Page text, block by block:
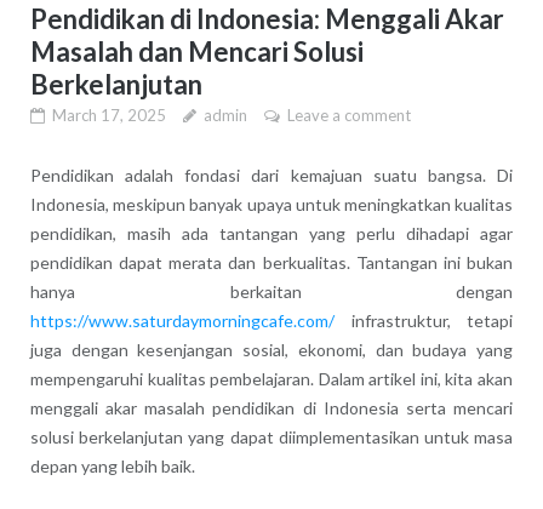
Pendidikan di Indonesia: Menggali Akar
Masalah dan Mencari Solusi
Berkelanjutan
March 17, 2025 admin Leave a comment
Pendidikan adalah fondasi dari kemajuan suatu bangsa. Di
Indonesia, meskipun banyak upaya untuk meningkatkan kualitas
pendidikan, masih ada tantangan yang perlu dihadapi agar
pendidikan dapat merata dan berkualitas. Tantangan ini bukan
hanya berkaitan dengan
https://www.saturdaymorningcafe.com/infrastruktur, tetapi
juga dengan kesenjangan sosial, ekonomi, dan budaya yang
mempengaruhi kualitas pembelajaran. Dalam artikel ini, kita akan
menggali akar masalah pendidikan di Indonesia serta mencari
solusi berkelanjutan yang dapat diimplementasikan untuk masa
depan yang lebih baik.